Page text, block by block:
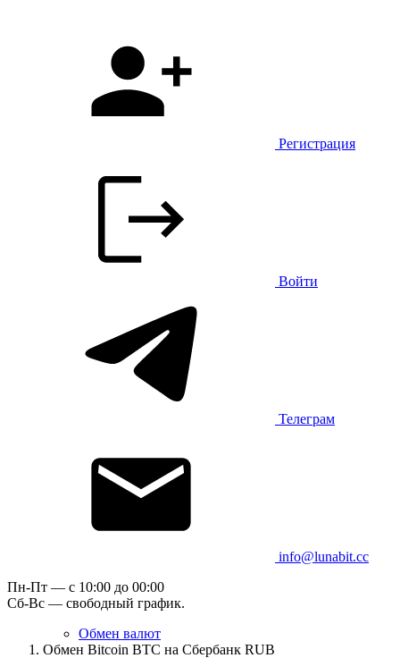
Регистрация
Войти
Телеграм
info@lunabit.cc
Пн-Пт — c 10:00 до 00:00
Сб-Вс — свободный график.
Обмен валют
Обмен Bitcoin BTC на Сбербанк RUB